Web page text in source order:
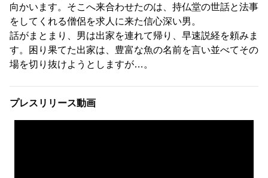
向かいます。そこへ来合わせたのは、持仏堂の世話と法事
をしてくれる僧侶を求人に来た信心深い男。
話がまとまり、男は出家を連れて帰り、早速説経を頼みま
す。困り果てた出家は、豊富な魚の名前を言い並べてその
場を切り抜けようとしますが…。
プレスリリース動画